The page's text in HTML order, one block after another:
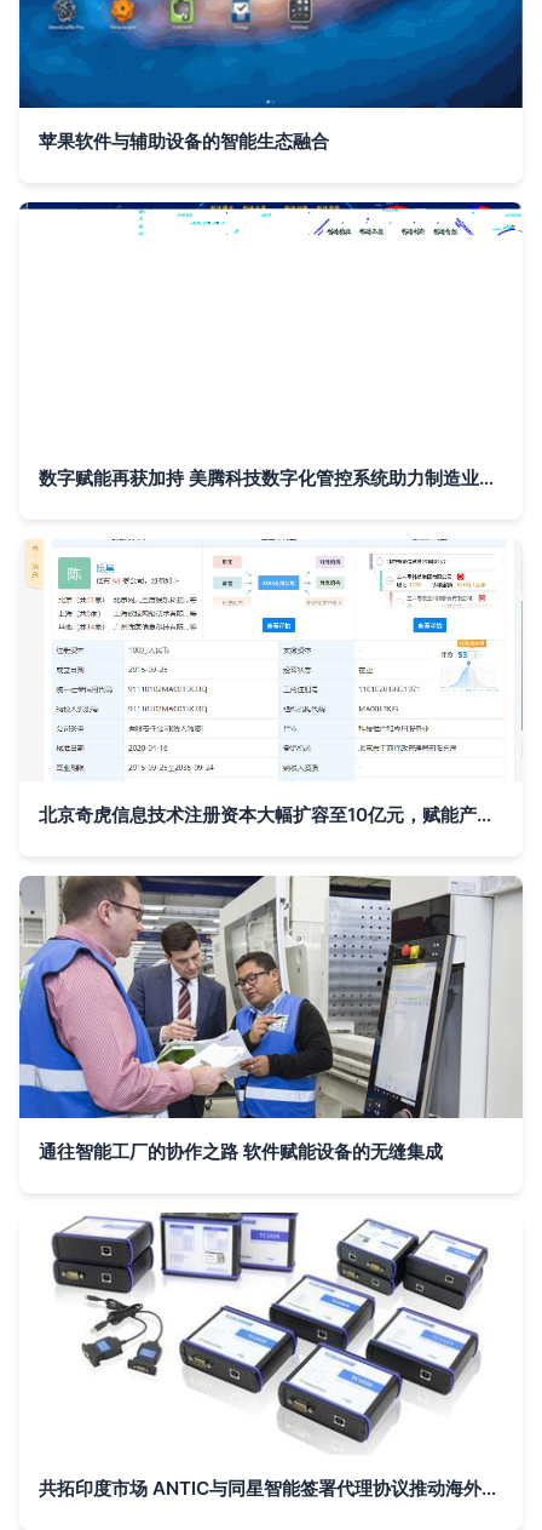
苹果软件与辅助设备的智能生态融合
数字赋能再获加持 美腾科技数字化管控系统助力制造业高质量发展
北京奇虎信息技术注册资本大幅扩容至10亿元，赋能产业转型
通往智能工厂的协作之路 软件赋能设备的无缝集成
共拓印度市场 ANTIC与同星智能签署代理协议推动海外互联业务发展